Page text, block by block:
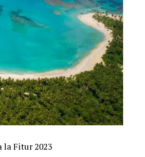
la Fitur 2023